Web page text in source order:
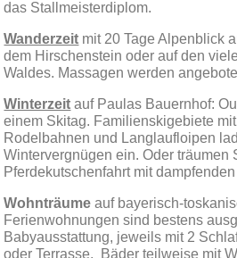
das Stallmeisterdiplom.
Wanderzeit mit 20 Tage Alpenblick
dem Hirschenstein oder auf den
Waldes. Massagen werden
Winterzeit auf Paulas Bauernhof:
einem Skitag. Familienskigebiete
Rodelbahnen und Langlaufloipen
Wintervergnügen ein. Oder träumen
Pferdekutschenfahrt mit
Wohnträume auf bayerisch-
Ferienwohnungen sind bestens
Babyausstattung, jeweils mit 2
oder Terrasse. Bäder teilweise mit